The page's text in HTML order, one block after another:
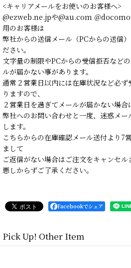
<キャリアメールをお使いのお客様へ>
@ezweb.ne.jpや@au.com ＠
用のお客様は
弊社からの送信メール（PCからの送信
ださい。
文字量の制限やPCからの受信拒否など
ルが届かない事があります。
通常２営業日以内には在庫状況など必
りますので、
２営業日を過ぎてメールが届かない場合
弊社へのお問い合わせと一度、迷惑メ
します。
こちらからの在庫確認メール送付より7
まして
ご返信がない場合はご注文をキャンセル
悪しからずご了承ください。
Facebookでシェア
Pick Up! Other Item